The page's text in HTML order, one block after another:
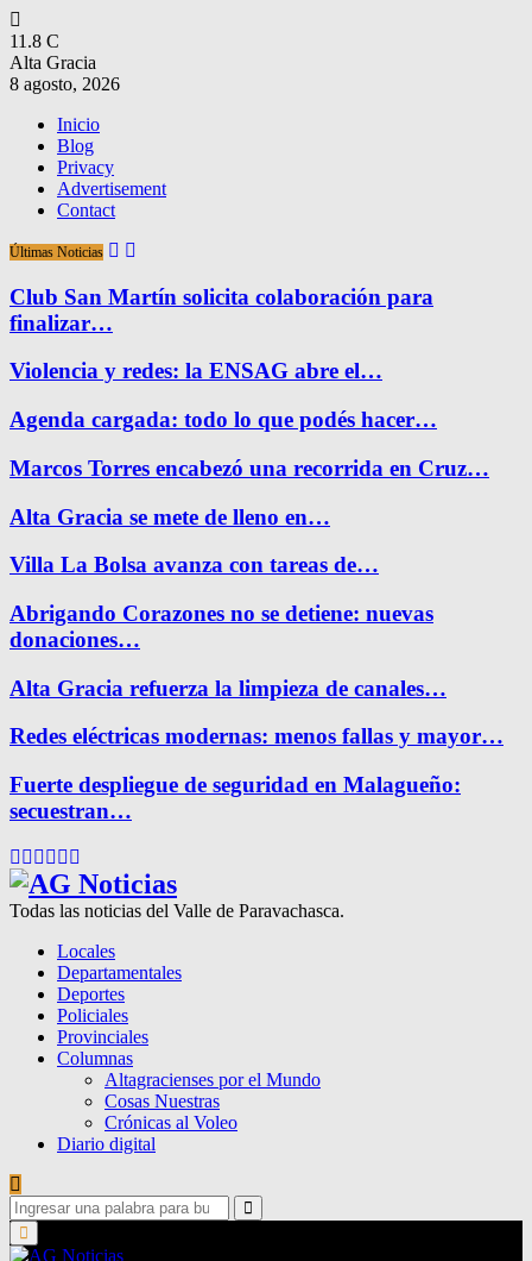
11.8 C
Alta Gracia
8 agosto, 2026
Inicio
Blog
Privacy
Advertisement
Contact
Últimas Noticias
Club San Martín solicita colaboración para
finalizar…
Violencia y redes: la ENSAG abre el…
Agenda cargada: todo lo que podés hacer…
Marcos Torres encabezó una recorrida en Cruz…
Alta Gracia se mete de lleno en…
Villa La Bolsa avanza con tareas de…
Abrigando Corazones no se detiene: nuevas
donaciones…
Alta Gracia refuerza la limpieza de canales…
Redes eléctricas modernas: menos fallas y mayor…
Fuerte despliegue de seguridad en Malagueño:
secuestran…
Facebook
Twitter
Instagram
Pinterest
Google
Todas las noticias del Valle de Paravachasca.
Locales
Departamentales
Deportes
Policiales
Provinciales
Columnas
Altagracienses por el Mundo
Cosas Nuestras
Crónicas al Voleo
Diario digital
Search
for:
Search
Primary
Menu